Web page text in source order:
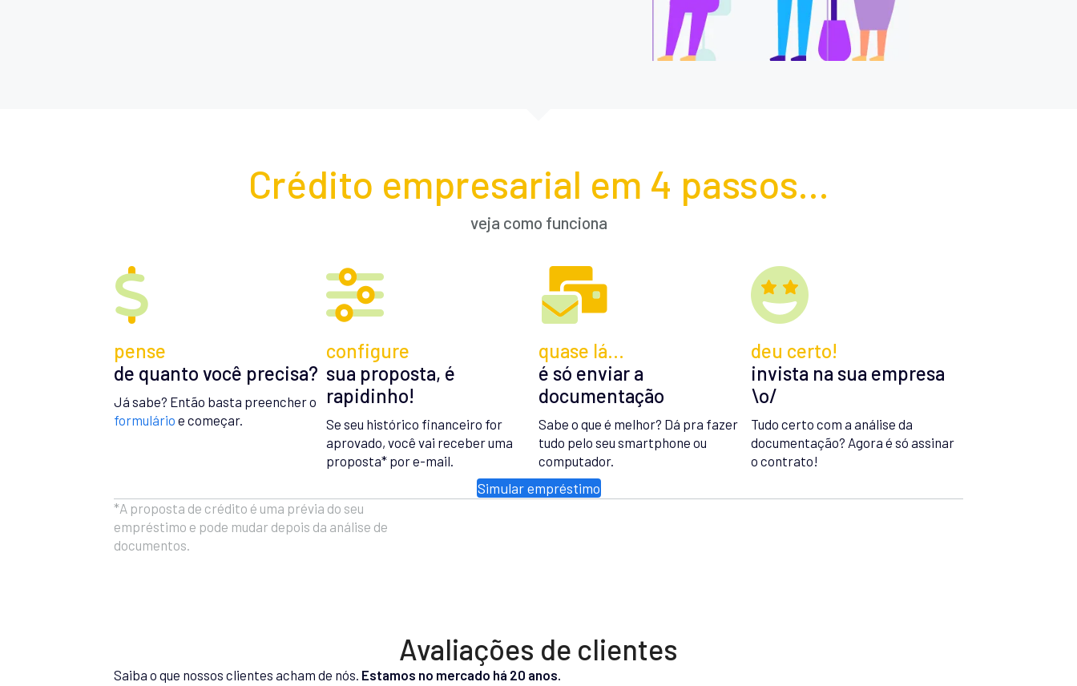
Crédito empresarial em 4 passos...
veja como funciona
pense
de quanto você precisa?
Já sabe? Então basta preencher o
formulário e começar.
configure
sua proposta, é
rapidinho!
Se seu histórico financeiro for
aprovado, você vai receber uma
proposta* por e-mail.
quase lá…
é só enviar a
documentação
Sabe o que é melhor? Dá pra fazer
tudo pelo seu smartphone ou
computador.
deu certo!
invista na sua empresa
\o/
Tudo certo com a análise da
documentação? Agora é só assinar
o contrato!
Simular empréstimo
*A proposta de crédito é uma prévia do seu
empréstimo e pode mudar depois da análise de
documentos.
Avaliações de clientes
Saiba o que nossos clientes acham de nós. Estamos no mercado há 20 anos.